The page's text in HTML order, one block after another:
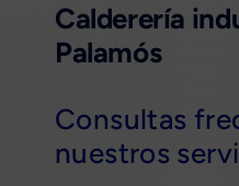
Calderería
Palamós
Consultas
nuestros